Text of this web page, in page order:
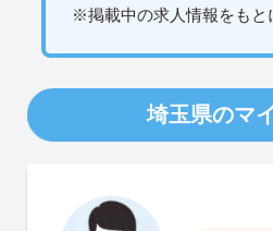
※掲載中の求人情報をもと
埼玉県のマ